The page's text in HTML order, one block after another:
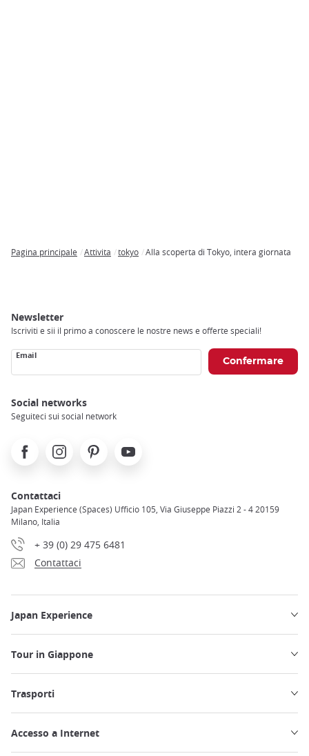
Pagina principale Attivita tokyo Alla scoperta di Tokyo, intera giornata
Newsletter
Iscriviti e sii il primo a conoscere le nostre news e offerte speciali!
Email
Social networks
Seguiteci sui social network
FacebookInstagramPinterest Youtube
Contattaci
Japan Experience (Spaces) Ufficio 105, Via Giuseppe Piazzi 2 - 4 20159
Milano, Italia
+ 39 (0) 29 475 6481
Contattaci
Japan Experience
Tour in Giappone
Trasporti
Accesso a Internet